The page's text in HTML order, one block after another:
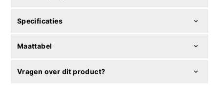
Specificaties
Maattabel
Vragen over dit product?